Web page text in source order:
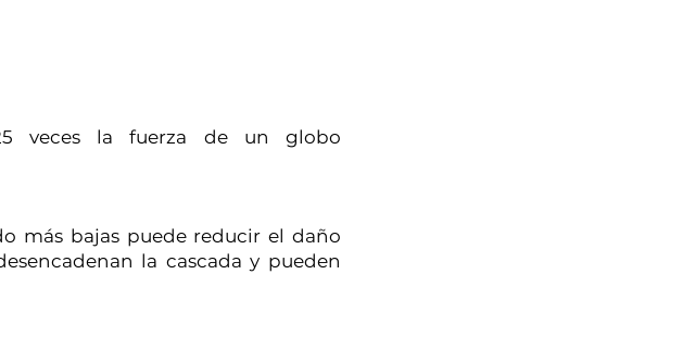
veces la fuerza de un globo
más bajas puede reducir el daño
la cascada y pueden